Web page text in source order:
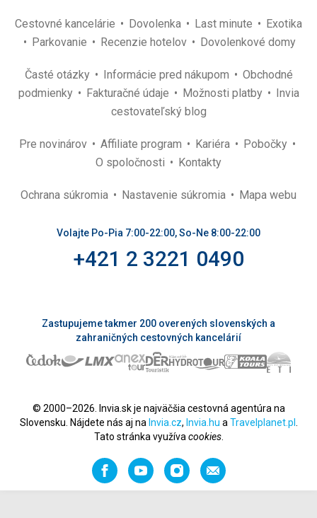
Cestovné kancelárie Dovolenka Last minute
Exotika
Parkovanie
Recenzie hotelov Dovolenkové domy
Časté otázky Informácie pred nákupom
Obchodné
podmienky
Fakturačné údaje Možnosti platby
Invia
cestovateľský blog
Pre novinárov Affiliate program Kariéra
Pobočky
O spoločnosti
Kontakty
Ochrana súkromia Nastavenie súkromia Mapa webu
Volajte Po-Pia 7:00-22:00, So-Ne 8:00-22:00
+421 2 3221 0490
Zastupujeme takmer 200 overených slovenských a
zahraničných cestovných kancelárií
© 2000–2026. Invia.sk je najväčšia cestovná agentúra na
Slovensku. Nájdete nás aj na Invia.cz, Invia.hu a Travelplanet.pl
Tato stránka využíva cookies.
FacebookYouTubeInstagramOdporučiť